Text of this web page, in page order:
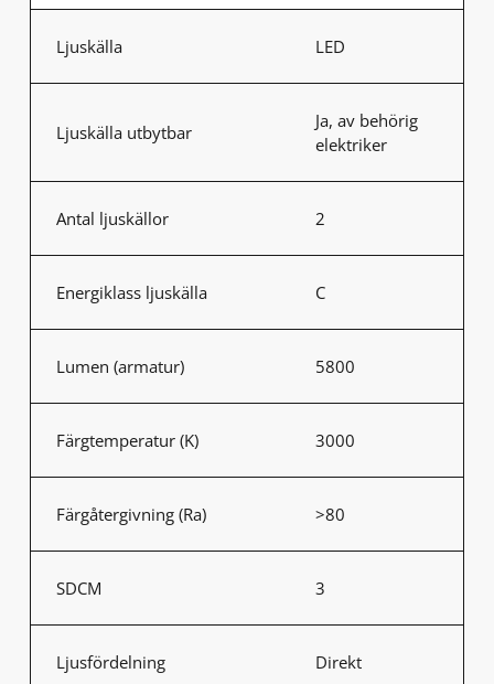
Ljuskälla LED
Ljuskälla utbytbar
Ja, av behörig
elektriker
Antal ljuskällor 2
Energiklass ljuskälla C
Lumen (armatur) 5800
Färgtemperatur (K) 3000
Färgåtergivning (Ra) >80
SDCM 3
Ljusfördelning Direkt